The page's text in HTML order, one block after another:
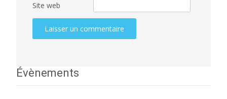
Site web
Évènements